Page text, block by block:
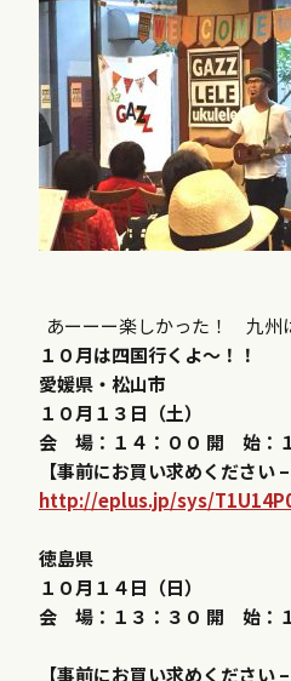
あーーー楽しかった！ 九州
１０月は四国行くよ〜！！
愛媛県・松山市
１０月１３日（土）
会 場：１４：００ 開 始：
【事前にお買い求めくださ
http://eplus.jp/sys/
徳島県
１０月１４日（日）
会 場：１３：３０ 開 始：
【事前にお買い求めくださ